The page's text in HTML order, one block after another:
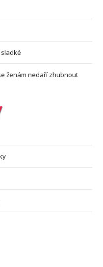
sladké
ženám nedaří zhubnout